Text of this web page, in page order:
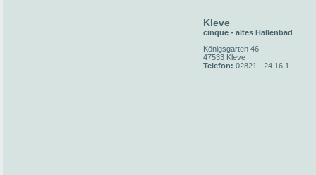
Kleve
cinque - altes Hallenbad
Königsgarten 46
47533 Kleve
Telefon: 02821 - 24 16 1